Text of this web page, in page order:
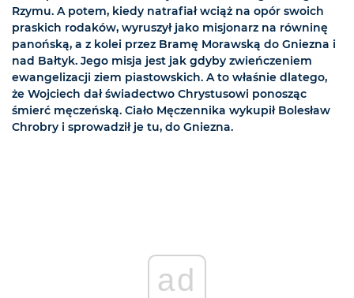
Rzymu. A potem, kiedy natrafiał wciąż na opór swoich
praskich rodaków, wyruszył jako misjonarz na równinę
panońską, a z kolei przez Bramę Morawską do Gniezna i
nad Bałtyk. Jego misja jest jak gdyby zwieńczeniem
ewangelizacji ziem piastowskich. A to właśnie dlatego,
że Wojciech dał świadectwo Chrystusowi ponosząc
śmierć męczeńską. Ciało Męczennika wykupił Bolesław
Chrobry i sprowadził je tu, do Gniezna.
ad